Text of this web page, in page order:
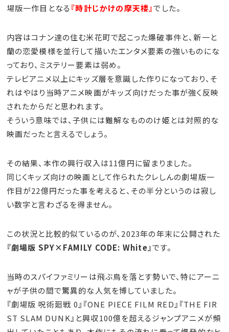
場版一作目となる 『時計じかけの摩天楼』でした。
内容はコナン達の住む米花町で起こった爆破事件と、新一と
蘭の恋愛模様を並行して描いたエンタメ要素の強いものにな
っており、ミステリー要素は弱め。
テレビアニメ以上にキッズ層を意識した作りになっており、そ
れはやはり当時アニメ映画がキッズ向けだった事が強く反映
されたからだと思われます。
そういう意味では、子供には難解なもののけ姫とは対照的な
映画だったと言えるでしょう。
その結果、本作の興行収入は11億円に留まりました。
同じくキッズ向けの映画として作られたクレしんの劇場版一
作目が22億円だった事を考えると、その半分というのは寂し
い数字と言わざるを得ません。
この状況と比較的似ているのが、2023年の年末に公開された
『劇場版 SPY×FAMILY CODE: White』です。
当時のスパイファミリーは飛ぶ鳥を落とす勢いで、特にアーニ
ャが子供の間で驚異的な人気を博していました。
『劇場版 呪術廻戦 0』『ONE PIECE FILM RED』『THE FIR
ST SLAM DUNK』と興収100億を超えるジャンプアニメが頻